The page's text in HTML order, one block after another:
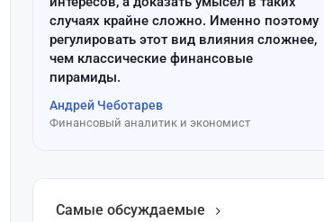
случаях крайне сложно. Именно поэтому
регулировать этот вид влияния сложнее,
чем классические финансовые
пирамиды.
Андрей Чеботарев
Финансовый аналитик и экономист
Самые обсуждаемые